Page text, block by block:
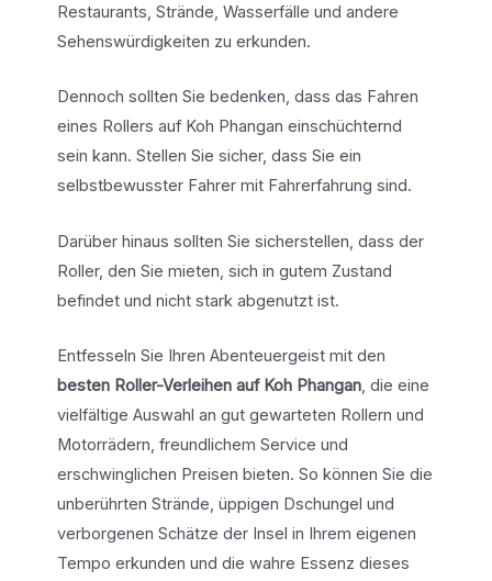
Restaurants, Strände, Wasserfälle und andere
Sehenswürdigkeiten zu erkunden.
Dennoch sollten Sie bedenken, dass das Fahren
eines Rollers auf Koh Phangan einschüchternd
sein kann. Stellen Sie sicher, dass Sie ein
selbstbewusster Fahrer mit Fahrerfahrung sind.
Darüber hinaus sollten Sie sicherstellen, dass der
Roller, den Sie mieten, sich in gutem Zustand
befindet und nicht stark abgenutzt ist.
Entfesseln Sie Ihren Abenteuergeist mit den
besten Roller-Verleihen auf Koh Phangan, die eine
vielfältige Auswahl an gut gewarteten Rollern und
Motorrädern, freundlichem Service und
erschwinglichen Preisen bieten. So können Sie die
unberührten Strände, üppigen Dschungel und
verborgenen Schätze der Insel in Ihrem eigenen
Tempo erkunden und die wahre Essenz dieses